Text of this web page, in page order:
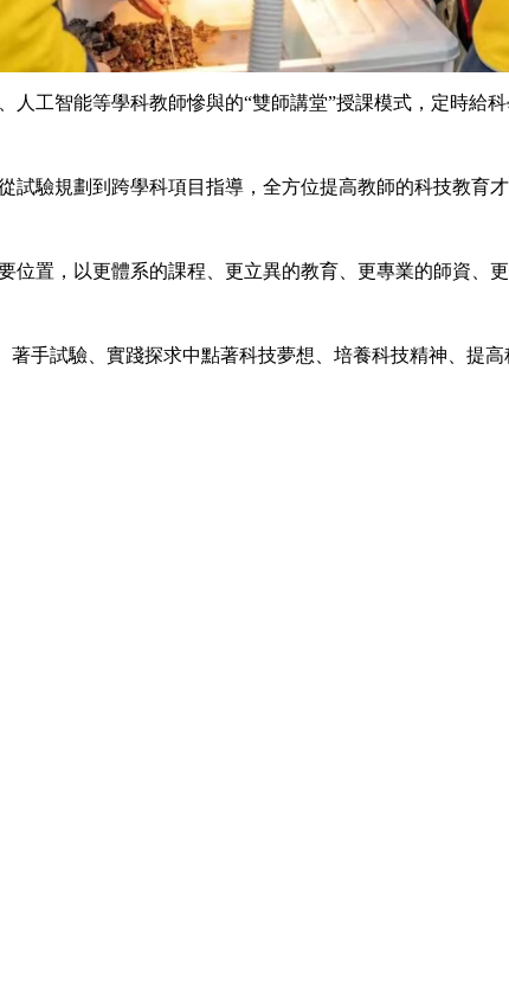
工智能等學科教師慘與的“雙師講堂”授課模式，定時給
驗規劃到跨學科項目指導，全方位提高教師的科技教育
置，以更體系的課程、更立異的教育、更專業的師資、
手試驗、實踐探求中點著科技夢想、培養科技精神、提高